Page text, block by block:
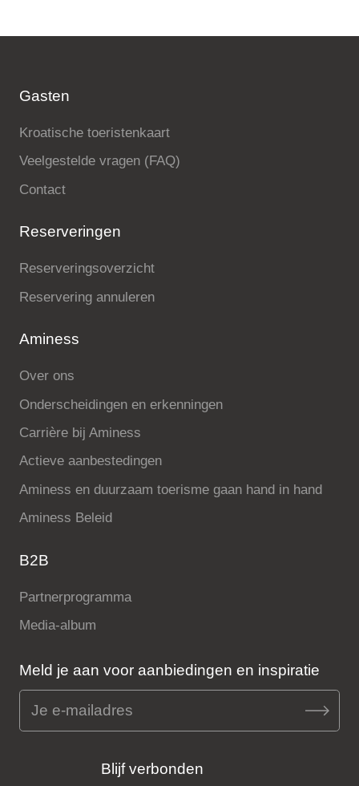
Gasten
Kroatische toeristenkaart
Veelgestelde vragen (FAQ)
Contact
Reserveringen
Reserveringsoverzicht
Reservering annuleren
Aminess
Over ons
Onderscheidingen en erkenningen
Carrière bij Aminess
Actieve aanbestedingen
Aminess en duurzaam toerisme gaan hand in hand
Aminess Beleid
B2B
Partnerprogramma
Media-album
Meld je aan voor aanbiedingen en inspiratie
Blijf verbonden